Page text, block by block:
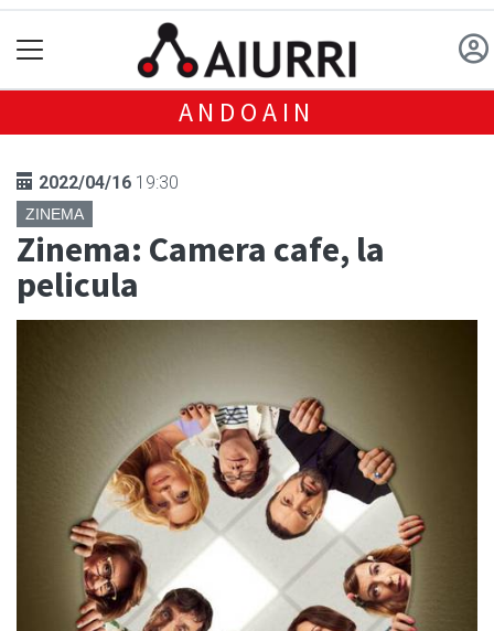
ANDOAIN
2022/04/16 19:30
ZINEMA
Zinema: Camera cafe, la
pelicula